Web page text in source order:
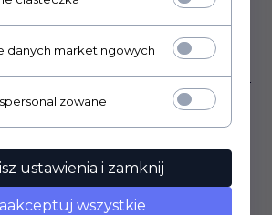
którzy kupili ten
wybrali również...
danych marketingowych
ustawienia i zamknij
wszystkie